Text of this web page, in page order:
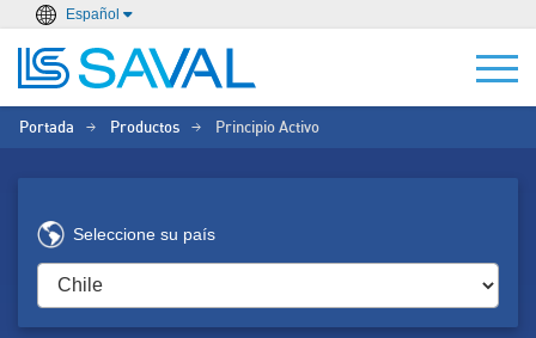
Español
Portada > Productos > Principio Activo
Seleccione su país